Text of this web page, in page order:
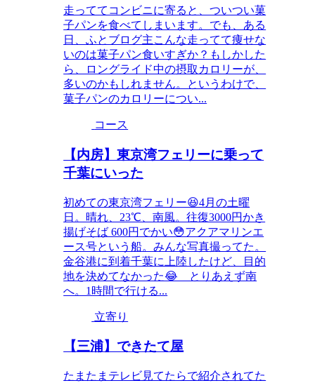
走っててコンビニに寄ると、ついつい菓
子パンを食べてしまいます。でも、ある
日、ふとブログ主こんな走ってて痩せな
いのは菓子パン食いすぎか？もしかした
ら、ロングライド中の摂取カロリーが、
多いのかもしれません。というわけで、
菓子パンのカロリーについ...
コース
【内房】東京湾フェリーに乗って
千葉にいった
初めての東京湾フェリー😆4月の土曜
日。晴れ、23℃、南風。往復3000円かき
揚げそば 600円でかい😳アクアマリンエ
ース号という船。みんな写真撮ってた。
金谷港に到着千葉に上陸したけど、目的
地を決めてなかった😂 とりあえず南
へ。1時間で行ける...
立寄り
【三浦】できたて屋
たまたまテレビ見てたらで紹介されてた